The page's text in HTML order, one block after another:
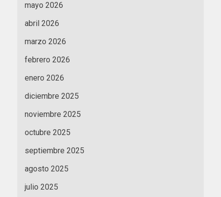
mayo 2026
abril 2026
marzo 2026
febrero 2026
enero 2026
diciembre 2025
noviembre 2025
octubre 2025
septiembre 2025
agosto 2025
julio 2025